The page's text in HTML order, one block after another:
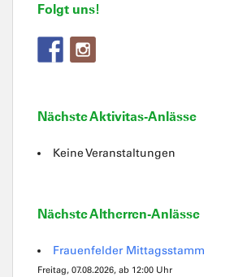
Folgt uns!
Nächste Aktivitas-Anlässe
Keine Veranstaltungen
Nächste Altherren-Anlässe
Frauenfelder Mittagsstamm
Freitag, 07.08.2026, ab 12:00 Uhr